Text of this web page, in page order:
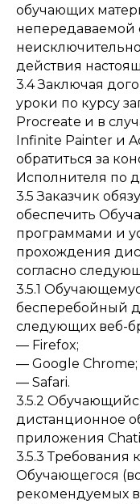
обучающих
непередаваемой
действия
3.4 Заключая
уроки по курсу
Procreate и в
Infinite Painter и
обратиться за
Исполнителя по
3.5 Заказчик
обеспечить
программами и
прохождения
согласно
3.5.1
бесперебойный
следующих веб-
— Firefox;
— Google Chrome;
— Safari.
3.5.2
дистанционное
приложения
3.5.3 Требования
Обучающегося
рекомендуемых